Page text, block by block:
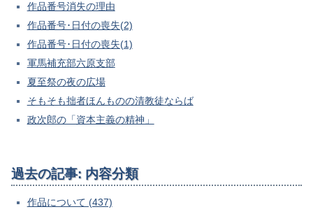
作品番号消失の理由
作品番号･日付の喪失(2)
作品番号･日付の喪失(1)
軍馬補充部六原支部
夏至祭の夜の広場
そもそも拙者ほんものの清教徒ならば
政次郎の「資本主義の精神」
過去の記事: 内容分類
作品について (437)